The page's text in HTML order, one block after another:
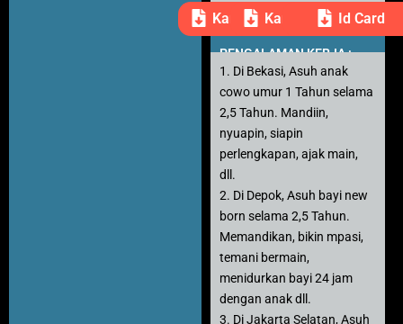
Kartu PesertaKartu PesertaId Card
PENGALAMAN KERJA :
1. Di Bekasi, Asuh anak
cowo umur 1 Tahun selama
2,5 Tahun. Mandiin,
nyuapin, siapin
perlengkapan, ajak main,
dll.
2. Di Depok, Asuh bayi new
born selama 2,5 Tahun.
Memandikan, bikin mpasi,
temani bermain,
menidurkan bayi 24 jam
dengan anak dll.
3. Di Jakarta Selatan, Asuh